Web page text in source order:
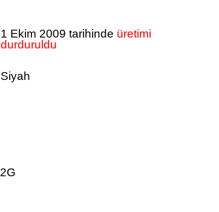
1 Ekim 2009 tarihinde üretimi
durduruldu
Siyah
2G